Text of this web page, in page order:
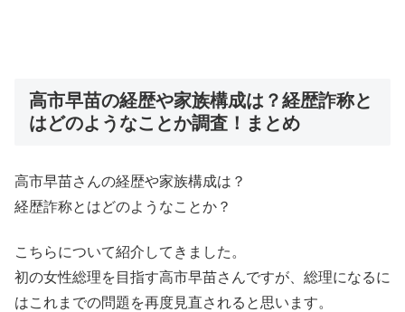
高市早苗の経歴や家族構成は？経歴詐称と
はどのようなことか調査！まとめ
高市早苗さんの経歴や家族構成は？
経歴詐称とはどのようなことか？
こちらについて紹介してきました。
初の女性総理を目指す高市早苗さんですが、総理になるに
はこれまでの問題を再度見直されると思います。